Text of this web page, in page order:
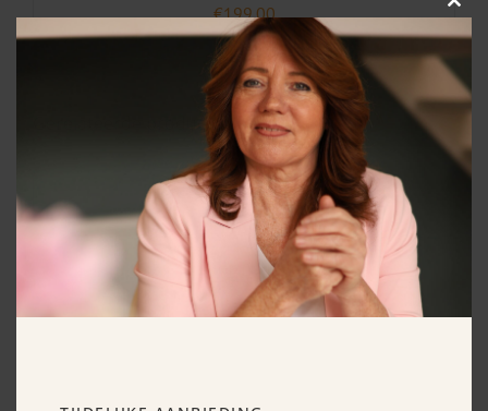
€199.00
Gerelateerde producten